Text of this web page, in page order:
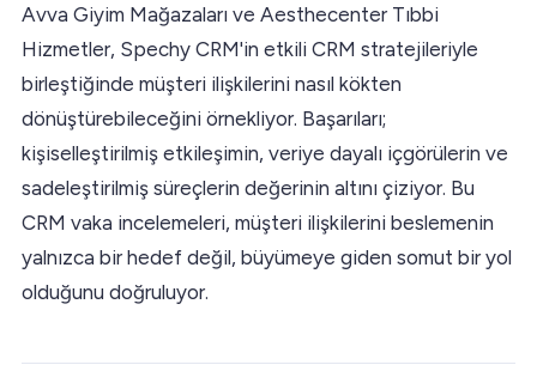
Avva Giyim Mağazaları ve Aesthecenter Tıbbi
Hizmetler, Spechy CRM'in etkili CRM stratejileriyle
birleştiğinde müşteri ilişkilerini nasıl kökten
dönüştürebileceğini örnekliyor. Başarıları;
kişiselleştirilmiş etkileşimin, veriye dayalı içgörülerin ve
sadeleştirilmiş süreçlerin değerinin altını çiziyor. Bu
CRM vaka incelemeleri, müşteri ilişkilerini beslemenin
yalnızca bir hedef değil, büyümeye giden somut bir yol
olduğunu doğruluyor.